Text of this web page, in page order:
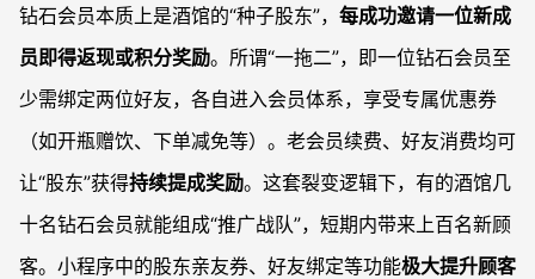
钻石会员本质上是酒馆的“种子股东”， 每成功邀请一位新成
员即得返现或积分奖励。所谓“一拖二”，即一位钻石会员至
少需绑定两位好友，各自进入会员体系，享受专属优惠券
（如开瓶赠饮、下单减免等）。老会员续费、好友消费均可
让“股东”获得持续提成奖励。这套裂变逻辑下，有的酒馆几
十名钻石会员就能组成“推广战队”，短期内带来上百名新顾
客。小程序中的股东亲友券、好友绑定等功能极大提升顾客